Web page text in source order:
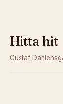
Hitta hit
Gustaf